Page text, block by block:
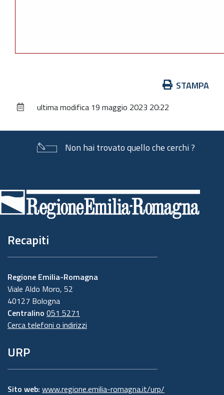
documento
STAMPA
ultima modifica 19 maggio 2023 20:22
Non hai trovato quello che cerchi ?
di
pagina
Recapiti
Regione Emilia-Romagna
Viale Aldo Moro, 52
40127 Bologna
Centralino 051 5271
Cerca telefoni o indirizzi
URP
Sito web: www.regione.emilia-romagna.it/urp/